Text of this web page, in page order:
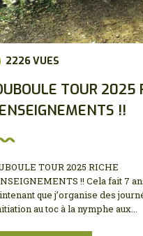
2226 VUES
TOUR 2025
!!
TOUR 2025 RICHE
!! Cela fait 7
que j’organise des
au toc à la nymphe aux...